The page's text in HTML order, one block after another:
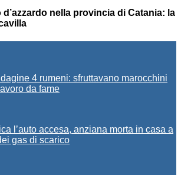
d’azzardo nella provincia di Catania: la
4 rumeni: sfruttavano marocchini
da fame
l’auto accesa, anziana morta in casa a
gas di scarico